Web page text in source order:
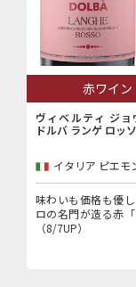
赤ワイン
ヴィベルティ ジョ
ドルバ ランゲ ロッ
イタリア ピエモ
味わいも価格も優
ロの名門が造る赤「
（8/7UP）